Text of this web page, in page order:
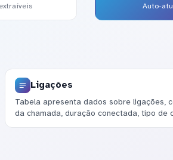
Auto-
Ligações
Tabela apresenta dados sobre ligações,
da chamada, duração conectada, tipo de